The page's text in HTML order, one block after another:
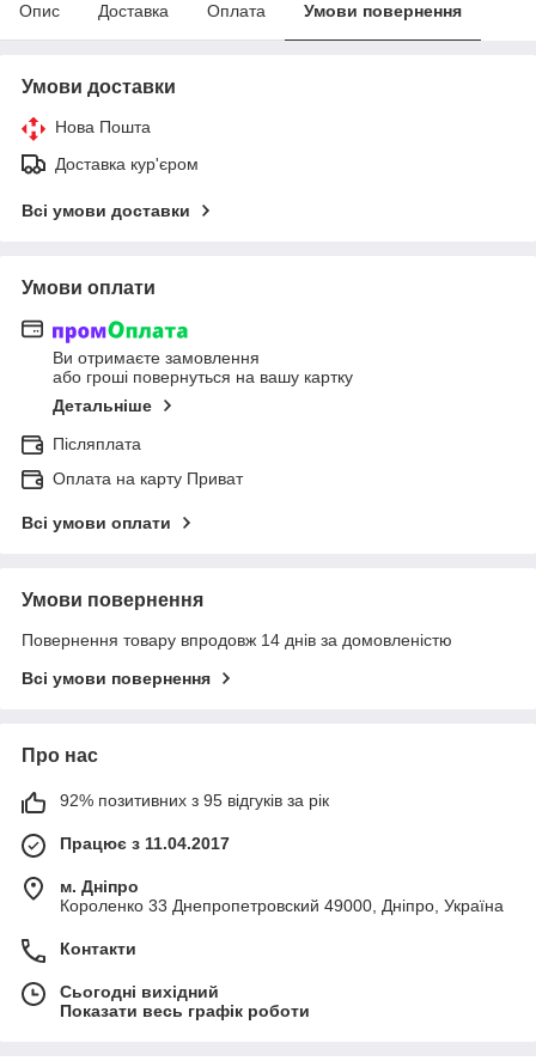
Опис Доставка Оплата Умови повернення
Умови доставки
Нова Пошта
Доставка кур'єром
Всі умови доставки
Умови оплати
Ви отримаєте замовлення
або гроші повернуться на вашу картку
Детальніше
Післяплата
Оплата на карту Приват
Всі умови оплати
Умови повернення
Повернення товару впродовж 14 днів за домовленістю
Всі умови повернення
Про нас
92% позитивних з 95 відгуків за рік
Працює з 11.04.2017
м. Дніпро
Короленко 33 Днепропетровский 49000, Дніпро, Україна
Контакти
Сьогодні вихідний
Показати весь графік роботи